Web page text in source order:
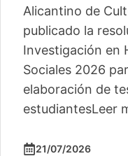
Alicantino de
publicado la
Investigación en
Sociales 2026
elaboración de
estudiantesLeer
21/07/2026